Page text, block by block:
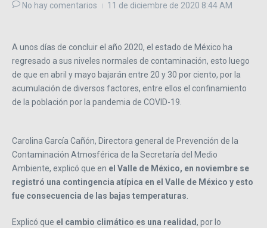
No hay comentarios 11 de diciembre de 2020 8:44 AM
A unos días de concluir el año 2020, el estado de México ha
regresado a sus niveles normales de contaminación, esto luego
de que en abril y mayo bajarán entre 20 y 30 por ciento, por la
acumulación de diversos factores, entre ellos el confinamiento
de la población por la pandemia de COVID-19.
Carolina García Cañón, Directora general de Prevención de la
Contaminación Atmosférica de la Secretaría del Medio
Ambiente, explicó que en el Valle de México, en noviembre se
registró una contingencia atípica en el Valle de México y esto
fue consecuencia de las bajas temperaturas.
Explicó que el cambio climático es una realidad, por lo